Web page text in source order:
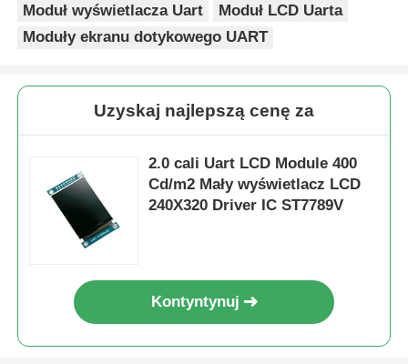
Moduł wyświetlacza Uart
Moduł LCD Uarta
Moduły ekranu dotykowego UART
Uzyskaj najlepszą cenę za
2.0 cali Uart LCD Module 400
Cd/m2 Mały wyświetlacz LCD
240X320 Driver IC ST7789V
Kontyntynuj